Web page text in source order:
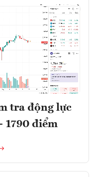
tra động lực
1790 điểm